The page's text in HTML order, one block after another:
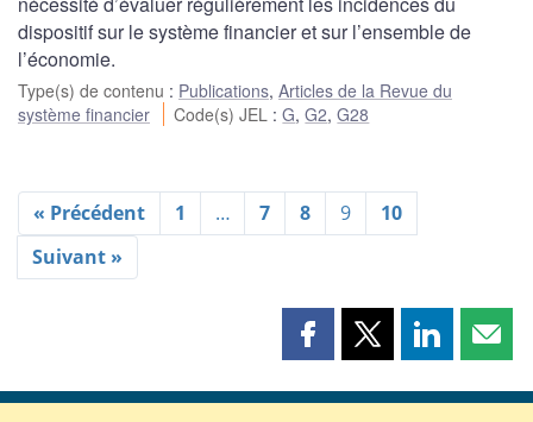
dispositif sur le système financier et sur l’ensemble de
l’économie.
Type(s) de contenu : Publications, Articles de la Revue du
système financier
Code(s) JEL :G,G2,G28
« Précédent 1 … 7 8 9
10
Suivant »
Partager
page
Partager
page
Partager
page page